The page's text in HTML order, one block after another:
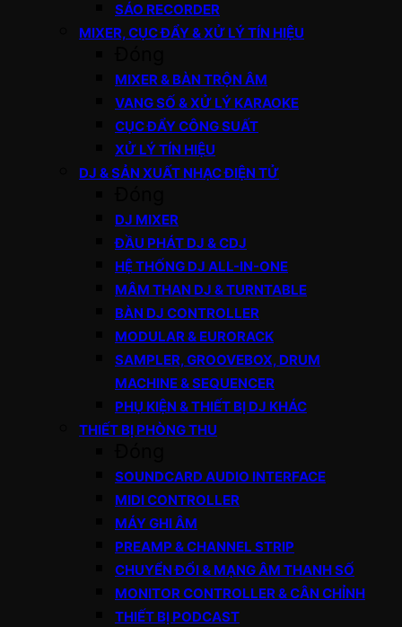
SÁO RECORDER
MIXER, CỤC ĐẨY & XỬ LÝ TÍN HIỆU
MIXER & BÀN TRỘN ÂM
VANG SỐ & XỬ LÝ KARAOKE
CỤC ĐẨY CÔNG SUẤT
XỬ LÝ TÍN HIỆU
DJ & SẢN XUẤT NHẠC ĐIỆN TỬ
DJ MIXER
ĐẦU PHÁT DJ & CDJ
HỆ THỐNG DJ ALL-IN-ONE
MÂM THAN DJ & TURNTABLE
BÀN DJ CONTROLLER
MODULAR & EURORACK
SAMPLER, GROOVEBOX, DRUM
MACHINE & SEQUENCER
PHỤ KIỆN & THIẾT BỊ DJ KHÁC
THIẾT BỊ PHÒNG THU
SOUNDCARD AUDIO INTERFACE
MIDI CONTROLLER
MÁY GHI ÂM
PREAMP & CHANNEL STRIP
CHUYỂN ĐỔI & MẠNG ÂM THANH SỐ
MONITOR CONTROLLER & CÂN CHỈNH
THIẾT BỊ PODCAST